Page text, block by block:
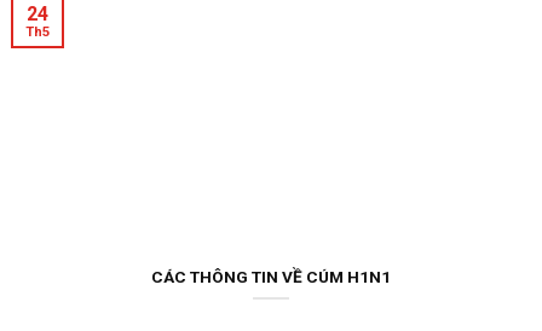
CÁC THÔNG TIN VỀ CÚM H1N1
24
Th5